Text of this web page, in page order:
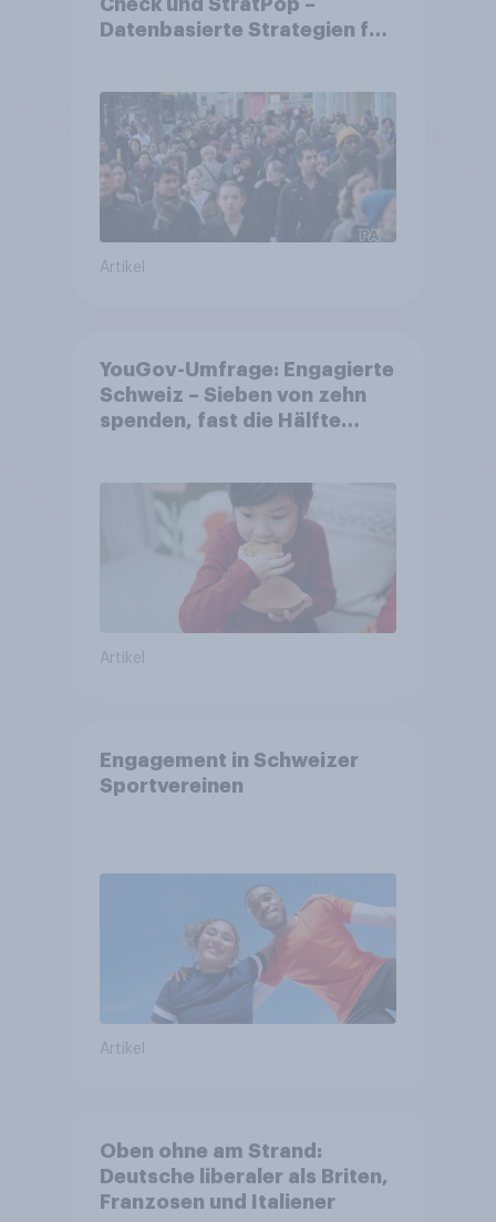
Check und StratPop –
Datenbasierte Strategien für
Artikel
YouGov-Umfrage: Engagierte
Schweiz – Sieben von zehn
spenden, fast die Hälfte
Artikel
Engagement in Schweizer
Sportvereinen
Artikel
Oben ohne am Strand:
Deutsche liberaler als Briten,
Franzosen und Italiener